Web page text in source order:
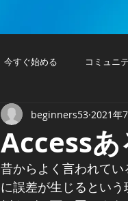
今すぐ始める コミュニ
Accessあ
beginners53 2021年
昔からよく言われて
に誤差が生じるという